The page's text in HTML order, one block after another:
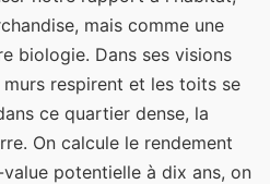
mais comme une
biologie. Dans ses visions
respirent et les toits se
ce quartier dense, la
On calcule le rendement
potentielle à dix ans, on